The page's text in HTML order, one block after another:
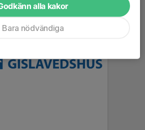
alla kakor
Bara nödvändiga